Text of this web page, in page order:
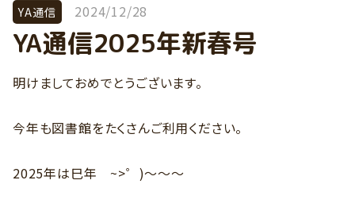
YA通信 2024/12/28
YA通信2025年新春号
明けましておめでとうございます。
今年も図書館をたくさんご利用ください。
2025年は巳年 ~>゜)～～～